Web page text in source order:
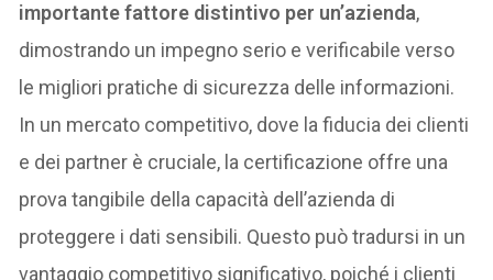
importante fattore distintivo per un’azienda,
dimostrando un impegno serio e verificabile verso
le migliori pratiche di sicurezza delle informazioni.
In un mercato competitivo, dove la fiducia dei clienti
e dei partner è cruciale, la certificazione offre una
prova tangibile della capacità dell’azienda di
proteggere i dati sensibili. Questo può tradursi in un
vantaggio competitivo significativo, poiché i clienti